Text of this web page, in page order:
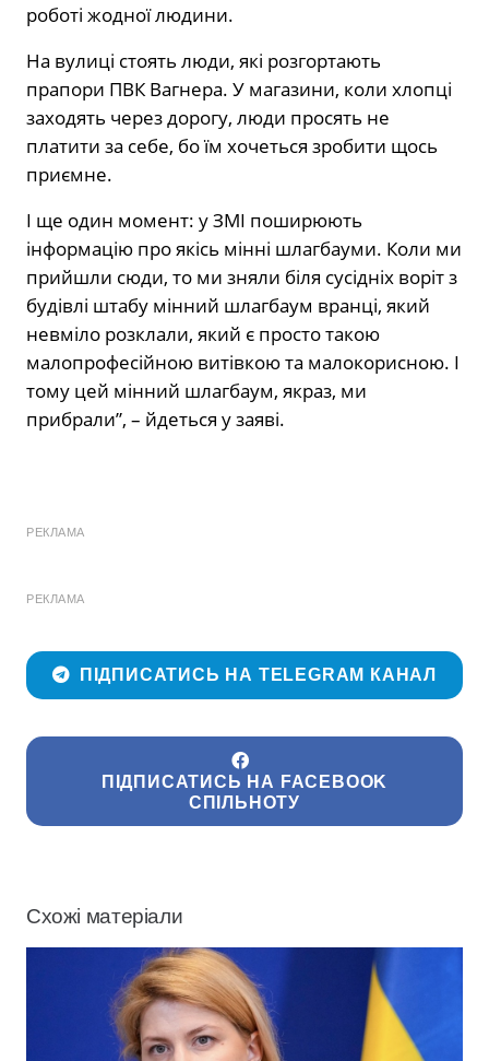
роботі жодної людини.
На вулиці стоять люди, які розгортають
прапори ПВК Вагнера. У магазини, коли хлопці
заходять через дорогу, люди просять не
платити за себе, бо їм хочеться зробити щось
приємне.
І ще один момент: у ЗМІ поширюють
інформацію про якісь мінні шлагбауми. Коли ми
прийшли сюди, то ми зняли біля сусідніх воріт з
будівлі штабу мінний шлагбаум вранці, який
невміло розклали, який є просто такою
малопрофесійною витівкою та малокорисною. І
тому цей мінний шлагбаум, якраз, ми
прибрали”, – йдеться у заяві.
РЕКЛАМА
РЕКЛАМА
ПІДПИСАТИСЬ НА TELEGRAM КАНАЛ
ПІДПИСАТИСЬ НА FACEBOOK
СПІЛЬНОТУ
Схожі матеріали